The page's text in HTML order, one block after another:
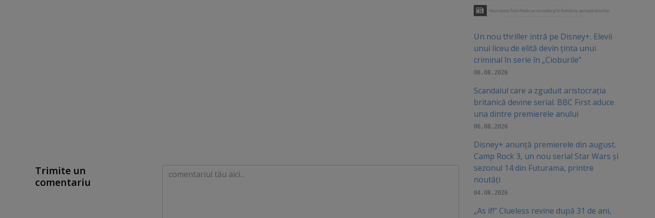
Trimite un
comentariu
Comentariu
Un nou thriller intră pe Disney+. Elevii
unui liceu de elită devin ținta unui
criminal în serie în „Cioburile”
06.08.2026
Scandalul care a zguduit aristocrația
britanică devine serial. BBC First aduce
una dintre premierele anului
06.08.2026
Disney+ anunță premierele din august.
Camp Rock 3, un nou serial Star Wars și
sezonul 14 din Futurama, printre
noutăți
04.08.2026
„As if!” Clueless revine după 31 de ani,